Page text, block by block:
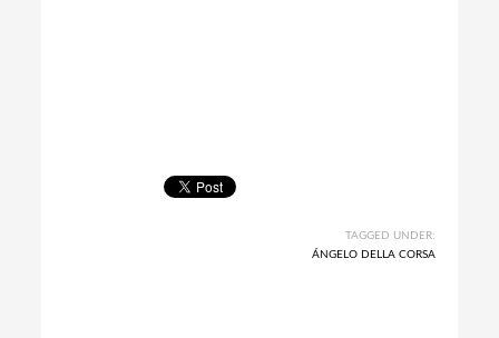
TAGGED UNDER:
ÁNGELO DELLA CORSA